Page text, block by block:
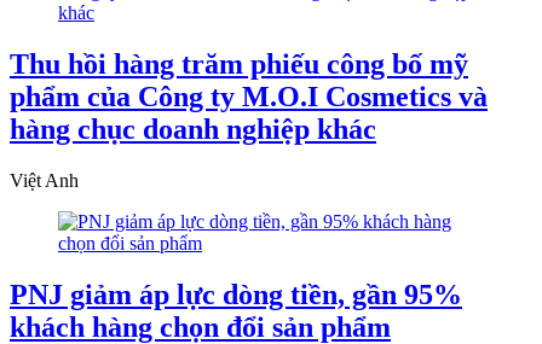
Thu hồi hàng trăm phiếu công bố mỹ
phẩm của Công ty M.O.I Cosmetics và
hàng chục doanh nghiệp khác
Việt Anh
PNJ giảm áp lực dòng tiền, gần 95%
khách hàng chọn đổi sản phẩm